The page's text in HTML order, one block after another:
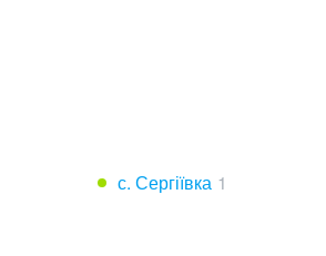
с. Сергіївка 1